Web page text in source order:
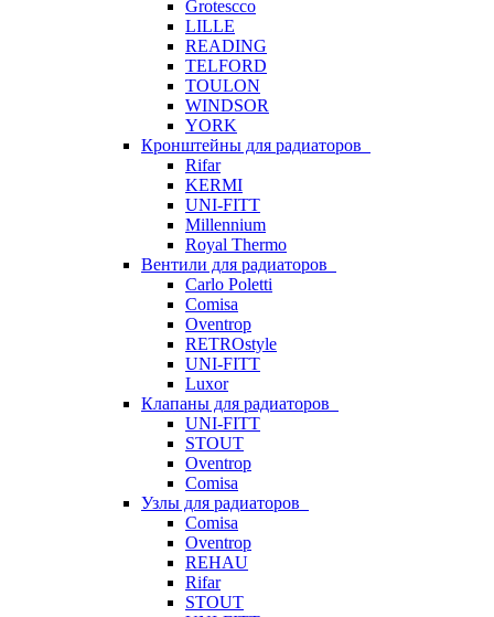
Grotescco
LILLE
READING
TELFORD
TOULON
WINDSOR
YORK
Кронштейны для радиаторов
Rifar
KERMI
UNI-FITT
Millennium
Royal Thermo
Вентили для радиаторов
Carlo Poletti
Comisa
Oventrop
RETROstyle
UNI-FITT
Luxor
Клапаны для радиаторов
UNI-FITT
STOUT
Oventrop
Comisa
Узлы для радиаторов
Comisa
Oventrop
REHAU
Rifar
STOUT